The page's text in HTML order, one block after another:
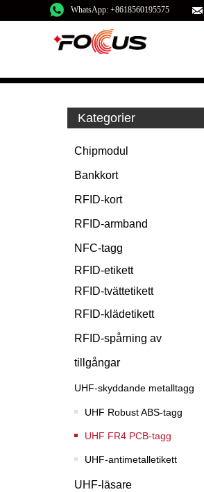
WhatsApp: +8618560195575
Kategorier
Chipmodul
Bankkort
RFID-kort
RFID-armband
NFC-tagg
RFID-etikett
RFID-tvättetikett
RFID-klädetikett
RFID-spårning av
tillgångar
UHF-skyddande metalltagg
UHF Robust ABS-tagg
UHF FR4 PCB-tagg
UHF-antimetalletikett
UHF-läsare